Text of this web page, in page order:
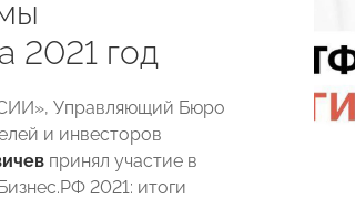
2021 год
Управляющий Бюро
и инвесторов
принял участие в
2021: итоги